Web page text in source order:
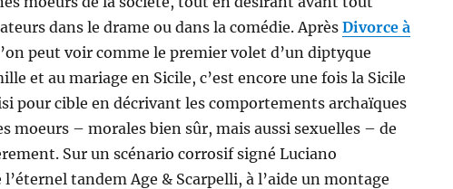
dans le drame ou dans la comédie. Après Divorce à
peut voir comme le premier volet d’un diptyque
et au mariage en Sicile, c’est encore une fois la Sicile
pour cible en décrivant les comportements archaïques
moeurs – morales bien sûr, mais aussi sexuelles – de
Sur un scénario corrosif signé Luciano
tandem Age & Scarpelli, à l’aide un montage